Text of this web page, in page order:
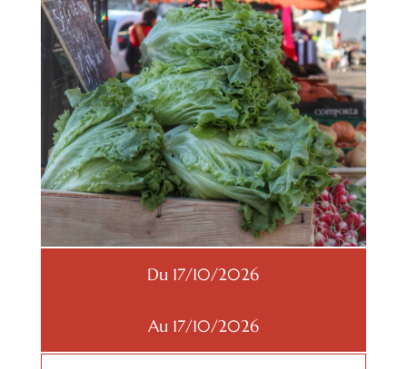
Du 17/10/2026
Au 17/10/2026